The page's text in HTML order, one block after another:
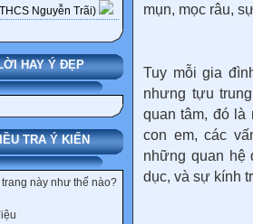
Nguyễn Trãi)
HAY Ý ĐẸP
TRA Ý KIẾN
trang này như thế nào?
mụn, mọc râu,
Tuy mỗi gia
nhưng tựu
quan tâm, đó
con em, các
những quan hệ
dục, và sự kính